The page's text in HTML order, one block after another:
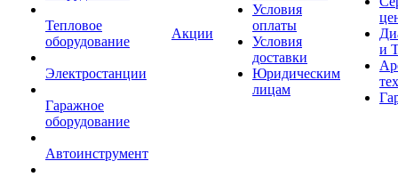
Тепловое
оборудование
Электростанции
Гаражное
оборудование
Автоинструмент
Акции
Условия
оплаты
Условия
доставки
Юридическим
лицам
и